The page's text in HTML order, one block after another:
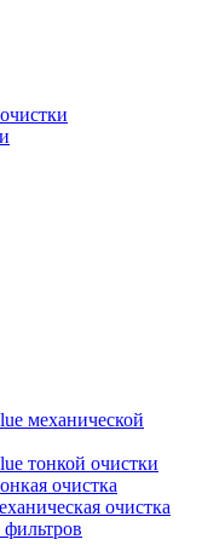
механической
тонкой очистки
очистка
очистка